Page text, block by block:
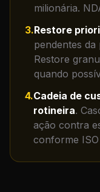
milionária.
3.Restore
pendentes
Restore
quando
4.Cadeia de
rotineira.
ação contra
conforme ISO